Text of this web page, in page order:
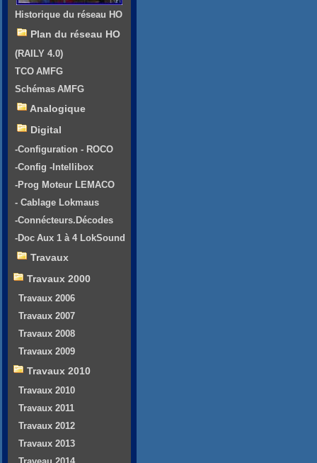
Historique du réseau HO
Plan du réseau HO
(RAILY 4.0)
TCO AMFG
Schémas AMFG
Analogique
Digital
-Configuration - ROCO
-Config -Intellibox
-Prog Moteur LEMACO
- Cablage Lokmaus
-Connécteurs.Décodes
-Doc Aux 1 à 4 LokSound
Travaux
Travaux 2000
Travaux 2006
Travaux 2007
Travaux 2008
Travaux 2009
Travaux 2010
Travaux 2010
Travaux 2011
Travaux 2012
Travaux 2013